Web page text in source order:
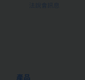
法說會訊息
產品